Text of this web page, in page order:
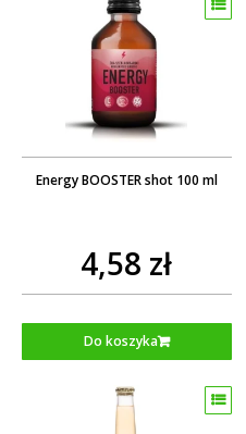
Energy BOOSTER shot 100 ml
4,58 zł
Do koszyka